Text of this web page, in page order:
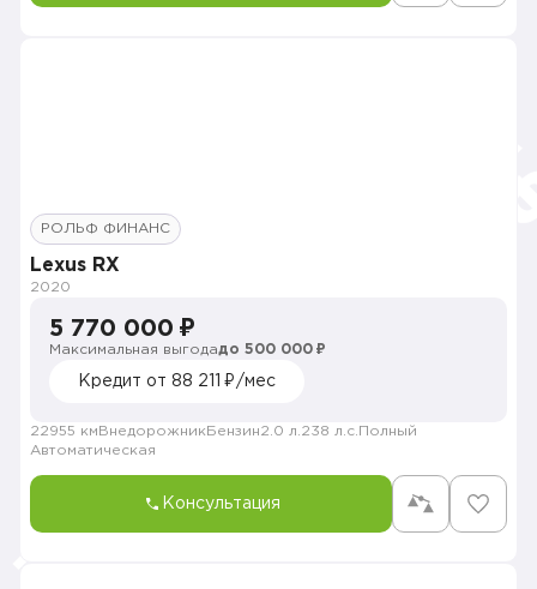
РОЛЬФ ФИНАНС
Lexus RX
2020
5 770 000 ₽
Максимальная выгодадо 500 000 ₽
Кредит от 88 211 ₽/мес
22955 км Внедорожник Бензин2.0 л. 238 л.с. Полный
Автоматическая
Консультация